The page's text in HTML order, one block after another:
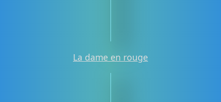
La dame en rouge